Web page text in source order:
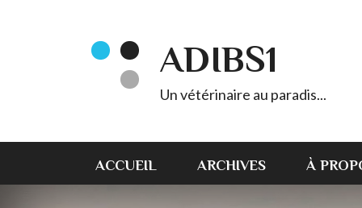
ADIBS1
Un vétérinaire au paradis...
ACCUEIL ARCHIVES À